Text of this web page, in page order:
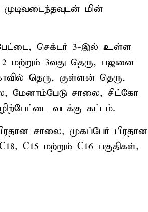
முடிவடைந்தவுடன் மின்
செக்டர் 3-இல் உள்ள
2 மற்றும் 3வது தெரு, பஜனை
தெரு, குள்ளன் தெரு,
மேனாம்பேடு சாலை, சிட்கோ
வடக்கு கட்டம்.
சாலை, முகப்பேர் பிரதான
C15 மற்றும் C16 பகுதிகள்,